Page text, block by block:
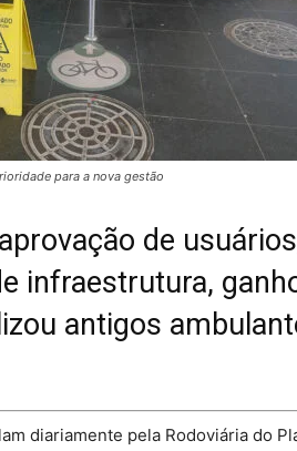
para a nova gestão
de
infraestrutura,
antigos
diariamente pela Rodoviária do